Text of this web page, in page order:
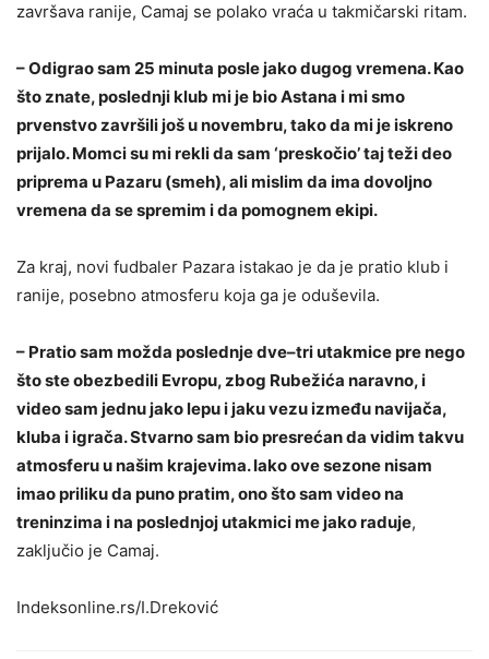
završava ranije, Camaj se polako vraća u takmičarski ritam.
– Odigrao sam 25 minuta posle jako dugog vremena. Kao
što znate, poslednji klub mi je bio Astana i mi smo
prvenstvo završili još u novembru, tako da mi je iskreno
prijalo. Momci su mi rekli da sam ‘preskočio’ taj teži deo
priprema u Pazaru (smeh), ali mislim da ima dovoljno
vremena da se spremim i da pomognem ekipi.
Za kraj, novi fudbaler Pazara istakao je da je pratio klub i
ranije, posebno atmosferu koja ga je oduševila.
– Pratio sam možda poslednje dve–tri utakmice pre nego
što ste obezbedili Evropu, zbog Rubežića naravno, i
video sam jednu jako lepu i jaku vezu između navijača,
kluba i igrača. Stvarno sam bio presrećan da vidim takvu
atmosferu u našim krajevima. Iako ove sezone nisam
imao priliku da puno pratim, ono što sam video na
treninzima i na poslednjoj utakmici me jako raduje,
zaključio je Camaj.
Indeksonline.rs/I.Dreković